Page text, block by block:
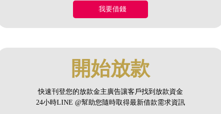
我要借錢
開始放款
快速刊登您的放款金主廣告讓客戶找到放款資金
24小時LINE @幫助您隨時取得最新借款需求資訊